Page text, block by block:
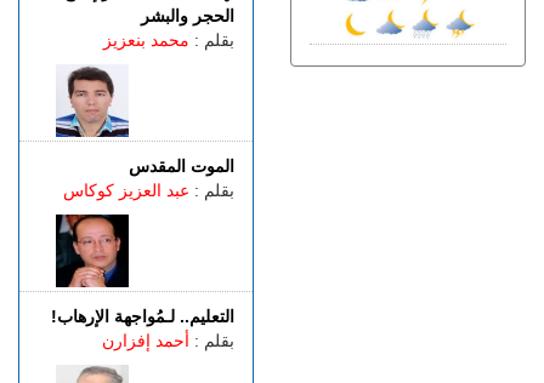
الحجر والبشر
بقلم : محمد بنعزيز
الموت المقدس
بقلم : عبد العزيز كوكاس
التعليم.. لـمُواجهة الإرهاب!
بقلم : أحمد إفزارن
توضيـــح.. "غوغل مابس"
يُصنِّف سبتة ومليلية كـ"مناطق